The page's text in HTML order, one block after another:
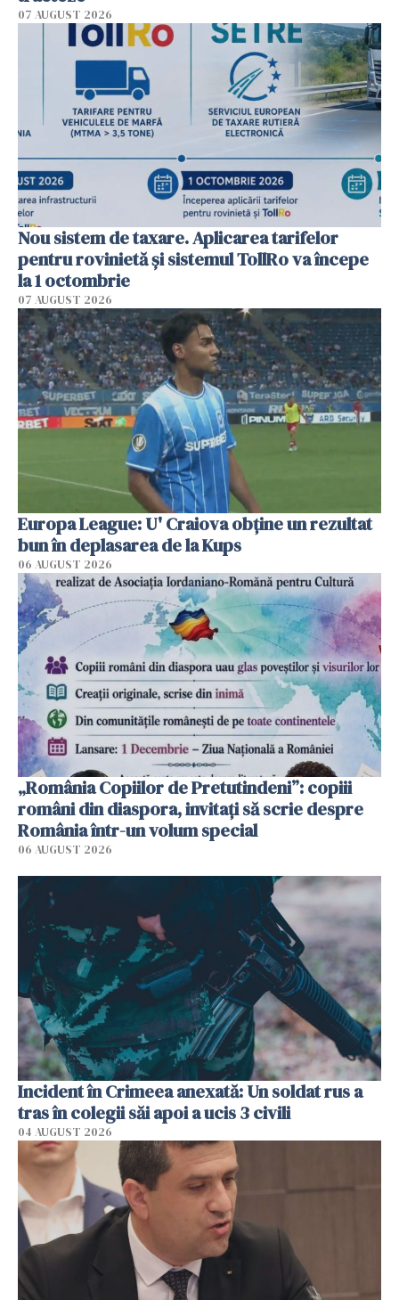
07 AUGUST 2026
Nou sistem de taxare. Aplicarea tarifelor
pentru rovinietă şi sistemul TollRo va începe
la 1 octombrie
07 AUGUST 2026
Europa League: U' Craiova obține un rezultat
bun în deplasarea de la Kups
06 AUGUST 2026
„România Copiilor de Pretutindeni”: copiii
români din diaspora, invitați să scrie despre
România într-un volum special
06 AUGUST 2026
Incident în Crimeea anexată: Un soldat rus a
tras în colegii săi apoi a ucis 3 civili
04 AUGUST 2026